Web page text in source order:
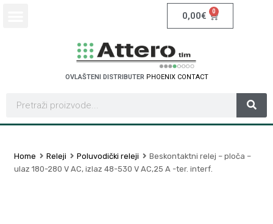
0,00€ 0
OVLAŠTENI DISTRIBUTER PHOENIX CONTACT
Home Releji Poluvodički releji
Beskontaktni relej – ploča –
ulaz 180-280 V AC, izlaz 48-530 V AC,25 A -ter. interf.